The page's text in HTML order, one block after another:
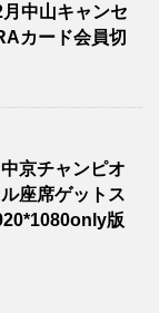
月中山キャンセ
カード会員切
京チャンピオ
座席ゲットス
版